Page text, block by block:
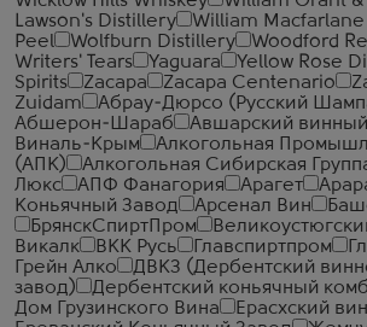
Lawson's Distillery
William Macfarlane
Peel
Wolfburn Distillery
Woodford
Writers' Tears
Yaguara Yellow Rose
Spirits
Zacapa Zacapa Centenario
Zuidam
Абрау-Дюрсо (Русский
Абшерон-Шараб
Авшарский
Виналь-Крым
Алкогольная
(АПК)
Алкогольная Сибирская
Люкс
АПФ Фанагория Арагет
Коньячный Завод
Арсенал Вин
БрянскСпиртПром
Викалк
ВКК Русь Главспиртпром
Грейн Алко
ДВКЗ (Дербентский
завод)
Дербентский коньячный
Дом Грузинского Вина
Ерасхский